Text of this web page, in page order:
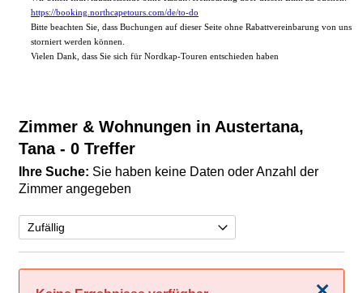
https://booking.northcapetours.com/de/to-do
Bitte beachten Sie, dass Buchungen auf dieser Seite ohne Rabattvereinbarung von uns
storniert werden können.
Vielen Dank, dass Sie sich für Nordkap-Touren entschieden haben
Zimmer & Wohnungen in Austertana,
Tana - 0 Treffer
Ihre Suche: Sie haben keine Daten oder Anzahl der
Zimmer angegeben
Schließen